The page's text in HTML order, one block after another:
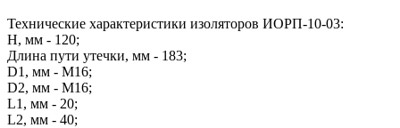
Технические характеристики изоляторов ИОРП-10-03:
H, мм - 120;
Длина пути утечки, мм - 183;
D1, мм - М16;
D2, мм - М16;
L1, мм - 20;
L2, мм - 40;